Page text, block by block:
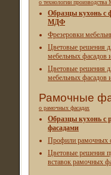
о технологии
Образцы кухонь с
МДФ
Фрезеровки
Цветовые решения
мебельных фасадов
Цветовые решения
мебельных фасадов
Рамочные
о рамочных фасадах
Образцы кухонь с
фасадами
Профили рамочных
Цветовые решения
вставок рамочных